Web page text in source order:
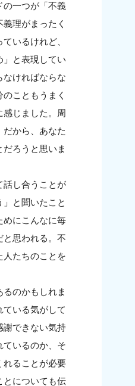
の一つが「不義
理がまったく
いるけれど、
」と表現してい
なければならな
こともうまく
感じました。周
から、あなた
ろうと思いま
話し合うことが
と聞いたこと
めにこんなに毎
と思われる。不
人たちのことを
のかもしれま
いる気がして
謝できない気持
ているのか、そ
れることが必要
とについても伝